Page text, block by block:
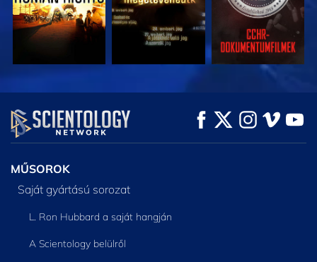
MŰSORNÉZÉS MŰSORNÉZÉS
A SOROZAT
RÉSZEI
MŰSOROK
Saját gyártású sorozat
L. Ron Hubbard a saját hangján
A Scientology belülről